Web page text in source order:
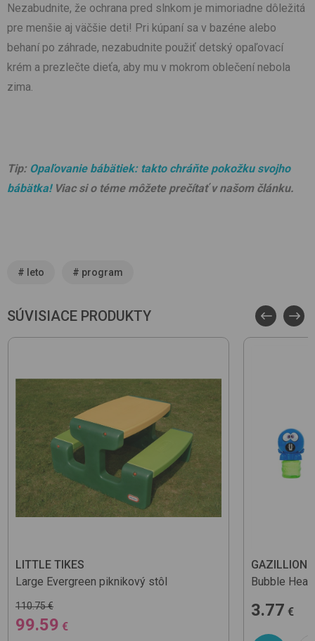
Nezabudnite, že ochrana pred slnkom je mimoriadne dôležitá
pre menšie aj väčšie deti! Pri kúpaní sa v bazéne alebo
behaní po záhrade, nezabudnite použiť detský opaľovací
krém a prezlečte dieťa, aby mu v mokrom oblečení nebola
zima.
Tip: Opaľovanie bábätiek: takto chráňte pokožku svojho
bábätka!Viac si o téme môžete prečítať v našom článku.
# leto # program
SÚVISIACE PRODUKTY
LITTLE TIKES
Large Evergreen piknikový stôl
110.75 €
99.59 €
GAZILLION
Bubble
3.77 €